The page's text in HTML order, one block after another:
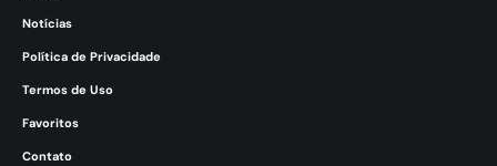
Notícias
Política de Privacidade
Termos de Uso
Favoritos
Contato